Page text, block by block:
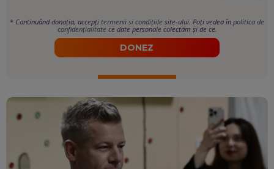
* Continuând donația, accepți termenii si condițiile site-ului. Poți vedea în politica de
confidențialitate ce date personale colectăm și de ce.
DONEZ